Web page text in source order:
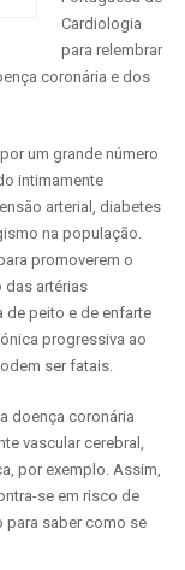
Cardiologia
para relembrar
coronária e dos
um grande número
intimamente
arterial, diabetes
na população.
promoverem o
das artérias
de peito e de enfarte
progressiva ao
ser fatais.
doença coronária
vascular cerebral,
por exemplo. Assim,
se em risco de
para saber como se